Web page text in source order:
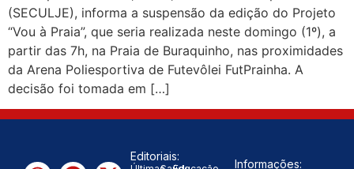
decisão de caminhar com Flávio
Bolsonaro”, diz Junior Marabá |
“Precisamos dar condições para as
(SECULJE), informa a suspensão da edição do Projeto
“Vou à Praia”, que seria realizada neste domingo (1º), a
partir das 7h, na Praia de Buraquinho, nas proximidades
da Arena Poliesportiva de Futevôlei FutPrainha. A
decisão foi tomada em […]
Editoriais:
Informações: